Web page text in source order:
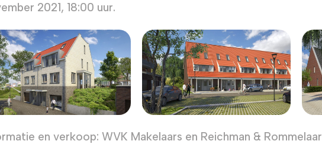
2021, 18:00 uur.
en verkoop: WVK Makelaars en Reichman & Rommelaar